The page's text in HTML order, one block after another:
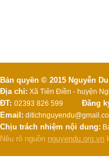
Bản quyền © 2015 Nguyễn
Địa chỉ: Xã Tiên Điền - huyện
ĐT: 02393 826 599 Đăng
Email:
Chịu trách nhiệm nội dung:
Nêu rõ nguồn nguyendu.org.vn